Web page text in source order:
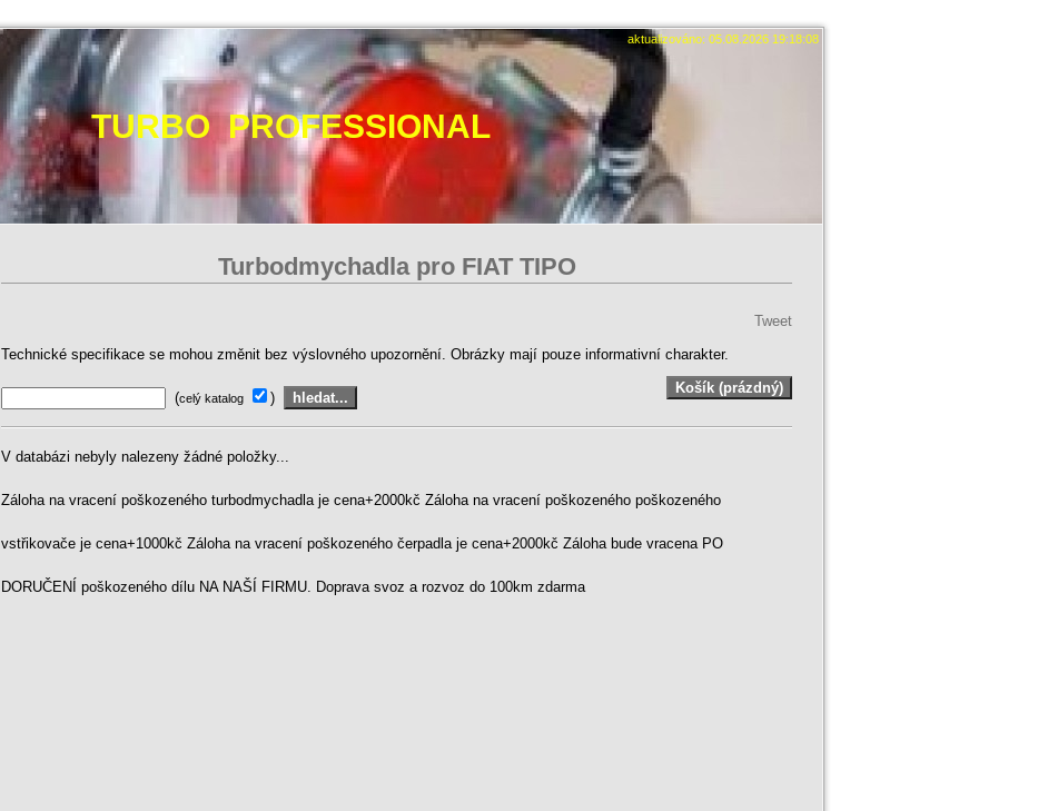
aktualizováno: 05.08.2026 19:18:08
TURBO PROFESSIONAL
Turbodmychadla pro FIAT TIPO
Tweet
Technické specifikace se mohou změnit bez výslovného upozornění. Obrázky mají pouze informativní charakter.
(celý katalog )
V databázi nebyly nalezeny žádné položky...
Záloha na vracení poškozeného turbodmychadla je cena+2000kč Záloha na vracení poškozeného poškozeného
vstřikovače je cena+1000kč Záloha na vracení poškozeného čerpadla je cena+2000kč Záloha bude vracena PO
DORUČENÍ poškozeného dílu NA NAŠÍ FIRMU. Doprava svoz a rozvoz do 100km zdarma